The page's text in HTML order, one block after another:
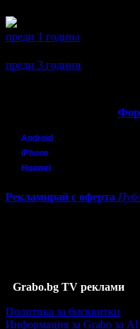
преди 1 година
преди 3 години
Android
iPhone
Huawei
Рекламирай с оферта
Grabo.bg TV реклами
Политика за бисквитки
Информация за Grabo за AI